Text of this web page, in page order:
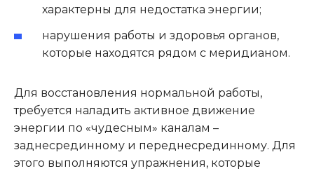
характерны для недостатка энергии;
нарушения работы и здоровья органов,
которые находятся рядом с меридианом.
Для восстановления нормальной работы,
требуется наладить активное движение
энергии по «чудесным» каналам –
заднесрединному и переднесрединному. Для
этого выполняются упражнения, которые